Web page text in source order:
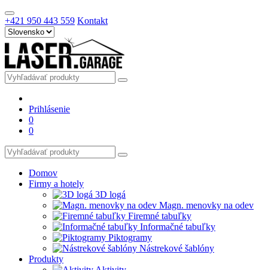
+421 950 443 559 Kontakt
Prihlásenie
0
0
Domov
Firmy a hotely
3D logá
Magn. menovky na odev
Firemné tabuľky
Informačné tabuľky
Piktogramy
Nástrekové šablóny
Produkty